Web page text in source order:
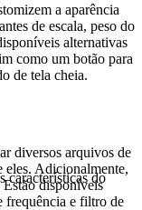
a aparência
de escala, peso do
alternativas
como um botão para
de tela cheia.
diversos arquivos de
eles. Adicionalmente,
Estão disponíveis
frequência e filtro de
características do